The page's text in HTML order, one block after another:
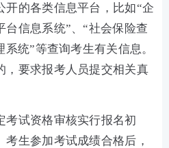
开的各类信息平台，比如“企
台信息系统”、“社会保险查
统”等查询考生有关信息。
，要求报考人员提交相关真
考试资格审核实行报名初
生参加考试成绩合格后，